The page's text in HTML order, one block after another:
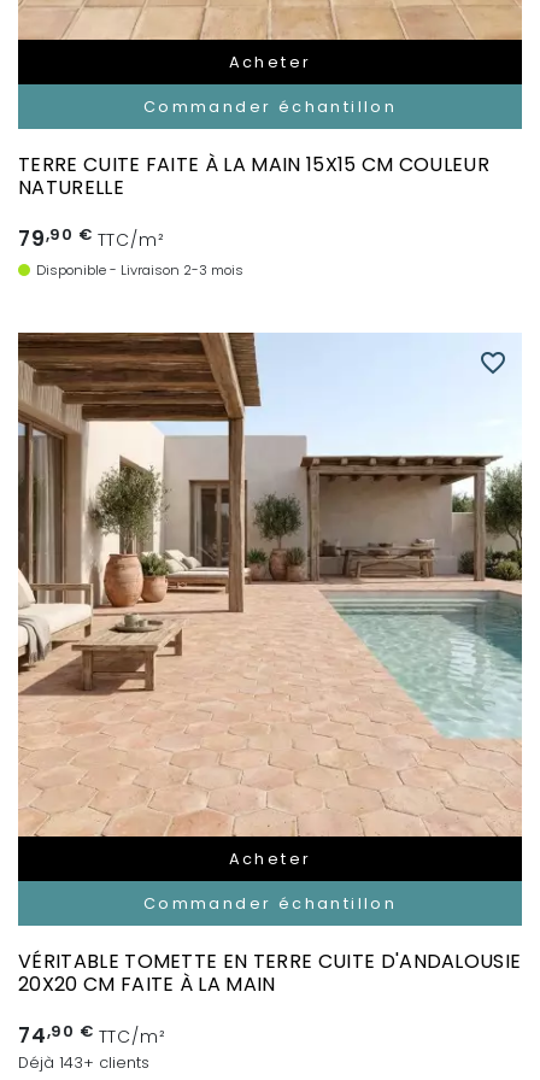
Acheter
Commander échantillon
TERRE CUITE FAITE À LA MAIN 15X15 CM COULEUR
NATURELLE
79,90 € TTC/m²
Disponible - Livraison 2-3 mois
Acheter
Commander échantillon
favorite_border
VÉRITABLE TOMETTE EN TERRE CUITE D'ANDALOUSIE
20X20 CM FAITE À LA MAIN
74,90 € TTC/m²
Déjà 143+ clients